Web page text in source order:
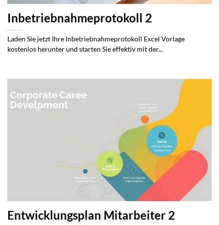
Inbetriebnahmeprotokoll 2
Laden Sie jetzt Ihre Inbetriebnahmeprotokoll Excel Vorlage
kostenlos herunter und starten Sie effektiv mit der...
Entwicklungsplan Mitarbeiter 2